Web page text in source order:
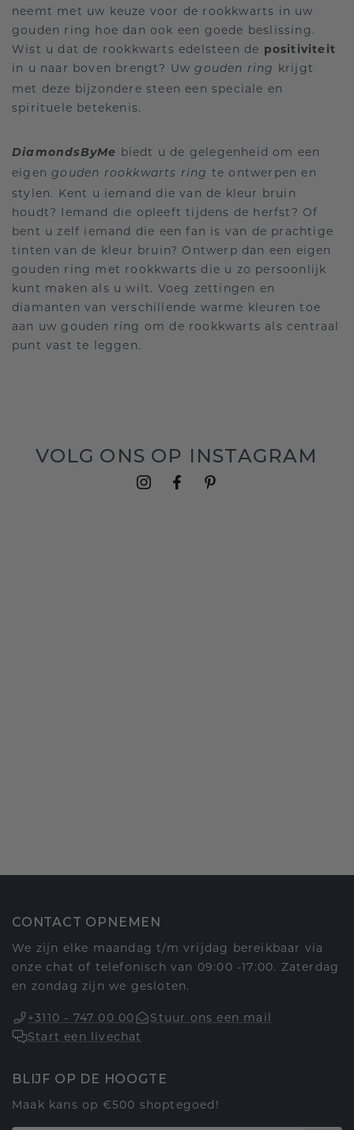
neemt met uw keuze voor de rookkwarts in uw
gouden ring hoe dan ook een goede beslissing.
Wist u dat de rookkwarts edelsteen de positiviteit
in u naar boven brengt? Uwgouden ring krijgt
met deze bijzondere steen een speciale en
spirituele betekenis.
DiamondsByMe biedt u de gelegenheid om een
eigengouden rookkwarts ring te ontwerpen en
stylen. Kent u iemand die van de kleur bruin
houdt? Iemand die opleeft tijdens de herfst? Of
bent u zelf iemand die een fan is van de prachtige
tinten van de kleur bruin? Ontwerp dan een eigen
gouden ring met rookkwarts die u zo persoonlijk
kunt maken als u wilt. Voeg zettingen en
diamanten van verschillende warme kleuren toe
aan uw gouden ring om de rookkwarts als centraal
punt vast te leggen.
VOLG ONS OP INSTAGRAM
CONTACT OPNEMEN
We zijn elke maandag t/m vrijdag bereikbaar via
onze chat of telefonisch van 09:00 -17:00. Zaterdag
en zondag zijn we gesloten.
+3110 - 747 00 00
Stuur ons een mail
Start een livechat
BLIJF OP DE HOOGTE
Maak kans op €500 shoptegoed!